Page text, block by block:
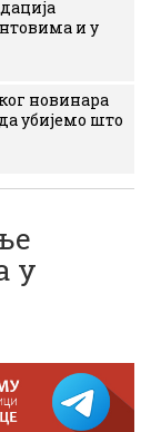
и у
новинара
убијемо што
у